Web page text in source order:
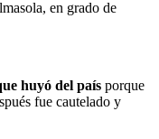
en grado de
huyó del país porque
fue cautelado y